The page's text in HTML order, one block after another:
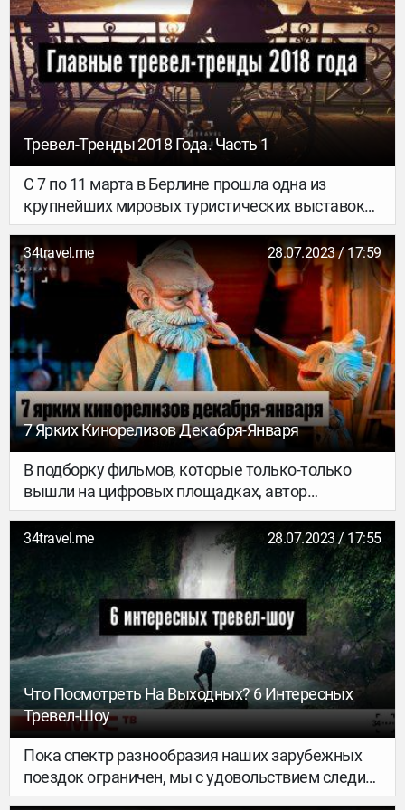
Тревел-Тренды 2018 Года. Часть 1
С 7 по 11 марта в Берлине прошла одна из
крупнейших мировых туристических выставок
ITB (Internationale Tourismus-Börse), и
параллельно с этим с 9 по 11 марта состоялся
первый Berlin Travel Festival. Журналистка
Анастасия Баженова, авторка Telegram-канала
Travelclever о жизни в Берлине, побывала на
обоих мероприятиях, где узнала о будущем
тревел-индустрии и главных туристических
трендах этого года.
34travel.me 28.07.2023 / 17:59
7 Ярких Кинорелизов Декабря-Января
В подборку фильмов, которые только-только
вышли на цифровых площадках, автор
телеграм-канала «That’s What He Said» Макс
Старцев включил художественное и
документальное кино, классную анимацию и
два сериала, с которыми тебе точно будет
интересно провести несколько вечеров или
устроить насыщенный киноуикенд.
34travel.me 28.07.2023 / 17:55
Что Посмотреть На Выходных? 6 Интересных
Тревел-Шоу
Пока спектр разнообразия наших зарубежных
поездок ограничен, мы с удовольствием следим
за тем, как путешествуют другие. К счастью,